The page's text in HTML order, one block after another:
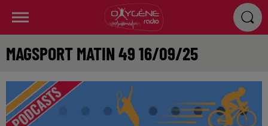
MAGSPORT MATIN 49 16/09/25